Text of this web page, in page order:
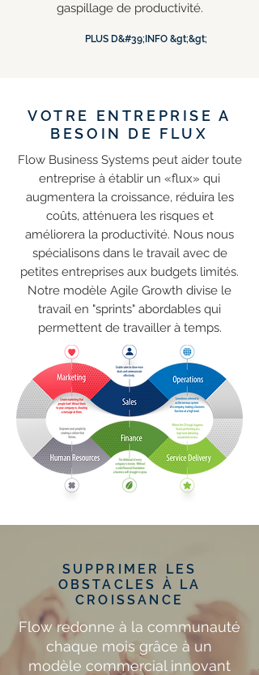
Flow Business Systems peut aider toute
entreprise à établir un «flux» qui
augmentera la croissance, réduira les
coûts, atténuera les risques et
améliorera la productivité. Nous nous
spécialisons dans le travail avec de
petites entreprises aux budgets limités.
Notre modèle Agile Growth divise le
travail en "sprints" abordables qui
permettent de travailler à temps.
VOTRE ENTREPRISE A
BESOIN DE FLUX
gaspillage de productivité.
PLUS D&#39;INFO &gt;&gt;
SUPPRIMER LES
OBSTACLES À LA
CROISSANCE
Flow redonne à la communauté
chaque mois grâce à un
modèle commercial innovant